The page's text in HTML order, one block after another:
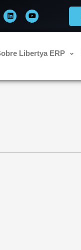
i
n
k
e
n
o
u
t
u
Libertya ERP